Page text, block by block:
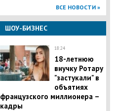
ВСЕ НОВОСТИ »
ШОУ-БИЗНЕС
18:24
​18-летнюю
внучку Ротару
"застукали" в
объятиях
французского миллионера –
кадры